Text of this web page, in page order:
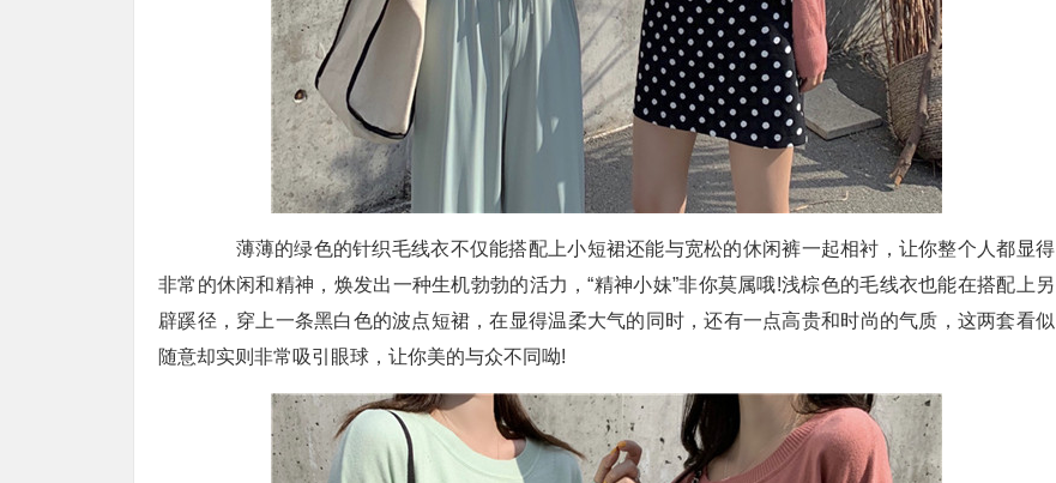
薄薄的绿色的针织毛线衣不仅能搭配上小短裙还能与宽松的休闲裤一起相衬，让你整个人都显得
非常的休闲和精神，焕发出一种生机勃勃的活力，“精神小妹”非你莫属哦!浅棕色的毛线衣也能在搭配上另
辟蹊径，穿上一条黑白色的波点短裙，在显得温柔大气的同时，还有一点高贵和时尚的气质，这两套看似
随意却实则非常吸引眼球，让你美的与众不同呦!